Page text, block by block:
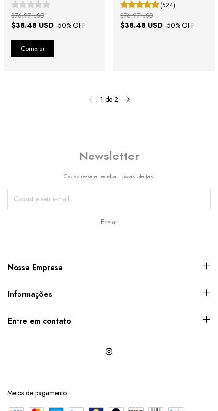
$38.48 USD -50% OFF
$76.97 USD
(524)
$38.48 USD -50% OFF
$76.97 USD
1 de 2
Newsletter
Cadastre-se e receba nossas ofertas.
Nossa Empresa
Informações
Entre em contato
Meios de pagamento